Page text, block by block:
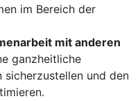
im Bereich der
mit anderen
ganzheitliche
sicherzustellen und den